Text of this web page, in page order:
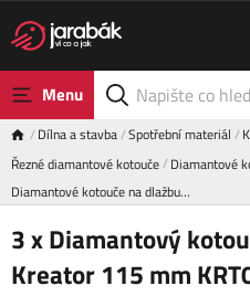
Menu
Dílna a stavba Spotřební materiál
Řezné diamantové kotouče Diamantové
Diamantové kotouče na dlažbu…
3 x Diamantový
Kreator 115 mm